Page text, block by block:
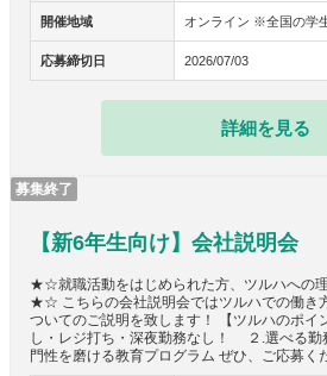
開催地域 オンライン ※全国の学
応募締切日 2026/07/03
詳細を見る
募集終了
【新6年生向け】会社説明会
★☆就職活動をはじめられた方、ツルハへの
★☆ こちらの会社説明会ではツルハでの働き
ついてのご説明を致します！ 【ツルハのポ
し・レジ打ち・深夜勤務なし！ ２.選べる
門性を磨ける教育プログラム ぜひ、ご応募く